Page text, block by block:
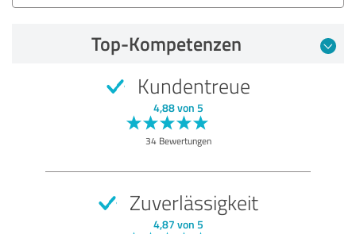
Top-Kompetenzen
Kundentreue
4,88 von 5
34 Bewertungen
Zuverlässigkeit
4,87 von 5